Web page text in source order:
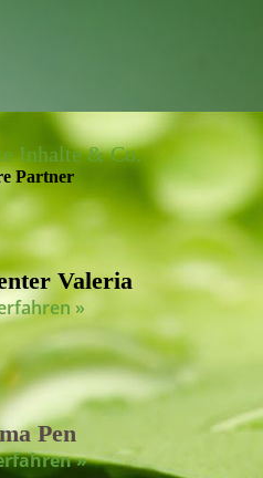
Inhalte & Co.
Partner
Valeria
»
Pen
n »